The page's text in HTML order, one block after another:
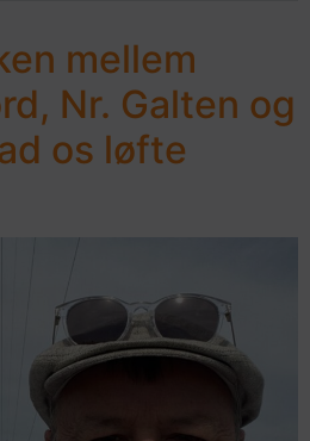
mellem
Nr. Galten og
os løfte